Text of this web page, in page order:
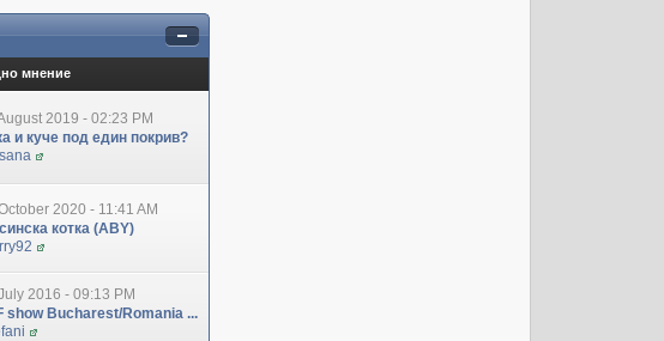
мнение
2019 - 02:23 PM
и куче под един покрив?
2020 - 11:41 AM
котка (ABY)
2016 - 09:13 PM
show Bucharest/Romania ...